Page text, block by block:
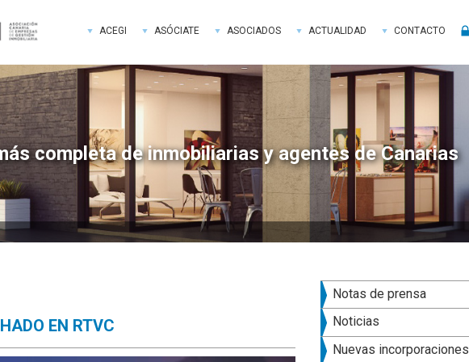
ACEGI ASÓCIATE ASOCIADOS ACTUALIDAD CONTACTO
completa de inmobiliarias y agentes de Canarias
EN RTVC
Barra
lateral
principal
Notas de prensa
Noticias
Nuevas incorporaciones